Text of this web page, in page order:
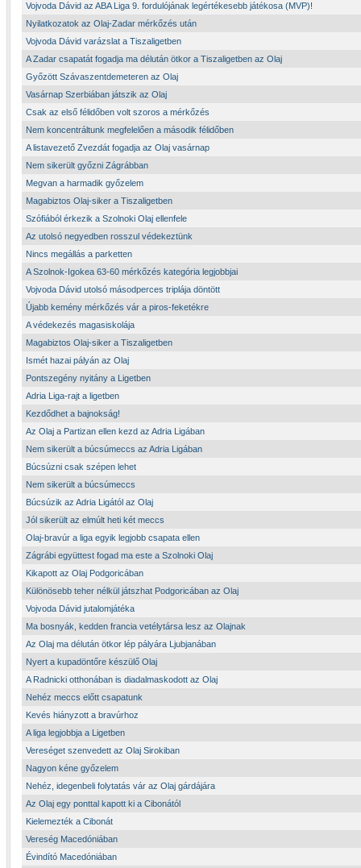
Vojvoda Dávid az ABA Liga 9. fordulójának legértékesebb játékosa (MVP)!
Nyilatkozatok az Olaj-Zadar mérkőzés után
Vojvoda Dávid varázslat a Tiszaligetben
A Zadar csapatát fogadja ma délután ötkor a Tiszaligetben az Olaj
Győzött Szávaszentdemeteren az Olaj
Vasárnap Szerbiában játszik az Olaj
Csak az első félidőben volt szoros a mérkőzés
Nem koncentráltunk megfelelően a második félidőben
A listavezető Zvezdát fogadja az Olaj vasárnap
Nem sikerült győzni Zágrábban
Megvan a harmadik győzelem
Magabiztos Olaj-siker a Tiszaligetben
Szófiából érkezik a Szolnoki Olaj ellenfele
Az utolsó negyedben rosszul védekeztünk
Nincs megállás a parketten
A Szolnok-Igokea 63-60 mérkőzés kategória legjobbjai
Vojvoda Dávid utolsó másodperces triplája döntött
Újabb kemény mérkőzés vár a piros-feketékre
A védekezés magasiskolája
Magabiztos Olaj-siker a Tiszaligetben
Ismét hazai pályán az Olaj
Pontszegény nyitány a Ligetben
Adria Liga-rajt a ligetben
Kezdődhet a bajnokság!
Az Olaj a Partizan ellen kezd az Adria Ligában
Nem sikerült a búcsúmeccs az Adria Ligában
Búcsúzni csak szépen lehet
Nem sikerült a búcsúmeccs
Búcsúzik az Adria Ligától az Olaj
Jól sikerült az elmúlt heti két meccs
Olaj-bravúr a liga egyik legjobb csapata ellen
Zágrábi együttest fogad ma este a Szolnoki Olaj
Kikapott az Olaj Podgoricában
Különösebb teher nélkül játszhat Podgoricában az Olaj
Vojvoda Dávid jutalomjátéka
Ma bosnyák, kedden francia vetélytársa lesz az Olajnak
Az Olaj ma délután ötkor lép pályára Ljubjanában
Nyert a kupadöntőre készülő Olaj
A Radnicki otthonában is diadalmaskodott az Olaj
Nehéz meccs előtt csapatunk
Kevés hiányzott a bravúrhoz
A liga legjobbja a Ligetben
Vereséget szenvedett az Olaj Sirokiban
Nagyon kéne győzelem
Nehéz, idegenbeli folytatás vár az Olaj gárdájára
Az Olaj egy ponttal kapott ki a Cibonától
Kielemezték a Cibonát
Vereség Macedóniában
Évindító Macedóniában